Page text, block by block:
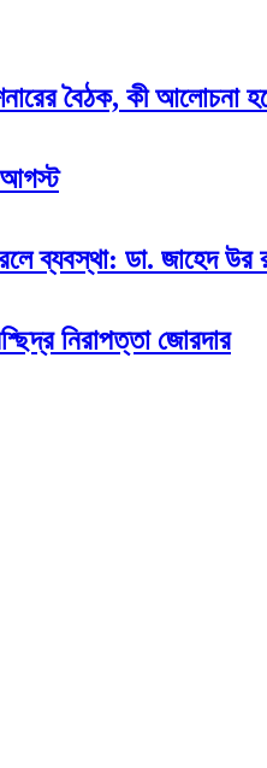
বৈঠক, কী আলোচনা
আগস্ট
ব্যবস্থা: ডা. জাহেদ উর
নিরাপত্তা জোরদার